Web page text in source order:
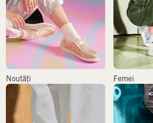
Noutăți Femei